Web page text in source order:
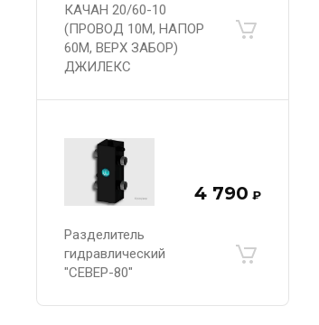
КАЧАН 20/60-10
(ПРОВОД 10М, НАПОР
60М, ВЕРХ ЗАБОР)
ДЖИЛЕКС
4 790 ₽
Разделитель
гидравлический
"СЕВЕР-80"